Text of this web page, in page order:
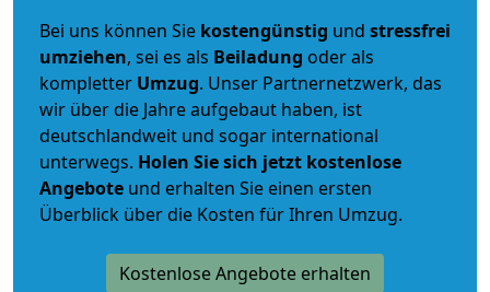
Bei uns können Sie kostengünstig und stressfrei
umziehen, sei es als Beiladung oder als
kompletter Umzug. Unser Partnernetzwerk, das
wir über die Jahre aufgebaut haben, ist
deutschlandweit und sogar international
unterwegs. Holen Sie sich jetzt kostenlose
Angebote und erhalten Sie einen ersten
Überblick über die Kosten für Ihren Umzug.
Kostenlose Angebote erhalten